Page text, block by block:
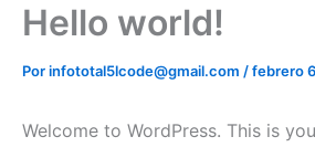
Hello world!
Porinfototal5lcode@gmail.com /febrero
Welcome to WordPress. This is